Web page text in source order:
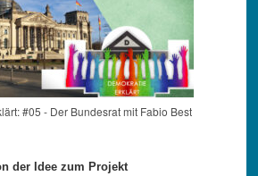
#05 - Der Bundesrat mit Fabio Best
der Idee zum Projekt